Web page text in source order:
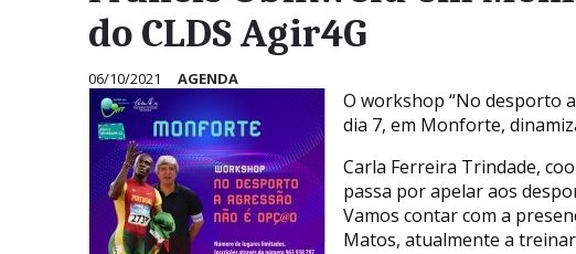
do CLDS Agir4G
06/10/2021 AGENDA
O workshop “No desporto
dia 7, em Monforte,
Carla Ferreira Trindade,
passa por apelar aos
Vamos contar com a
Matos, atualmente a